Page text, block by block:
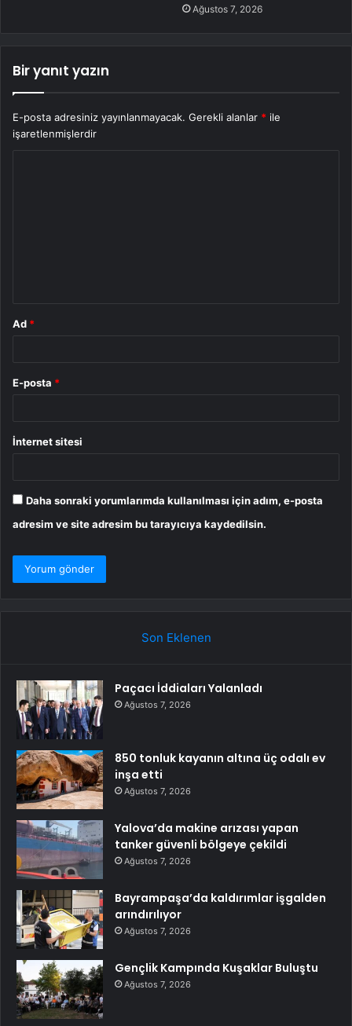
Ağustos 7, 2026
Bir yanıt yazın
E-posta adresiniz yayınlanmayacak. Gerekli alanlar * ile
işaretlenmişlerdir
Ad *
E-posta *
İnternet sitesi
Daha sonraki yorumlarımda kullanılması için adım, e-posta
adresim ve site adresim bu tarayıcıya kaydedilsin.
Son Eklenen
Paçacı İddiaları Yalanladı
Ağustos 7, 2026
850 tonluk kayanın altına üç odalı ev
inşa etti
Ağustos 7, 2026
Yalova’da makine arızası yapan
tanker güvenli bölgeye çekildi
Ağustos 7, 2026
Bayrampaşa’da kaldırımlar işgalden
arındırılıyor
Ağustos 7, 2026
Gençlik Kampında Kuşaklar Buluştu
Ağustos 7, 2026